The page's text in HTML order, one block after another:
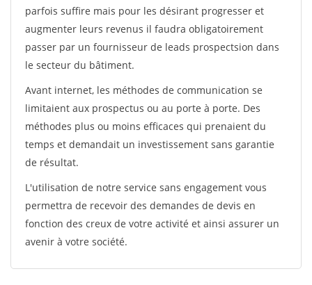
parfois suffire mais pour les désirant progresser et
augmenter leurs revenus il faudra obligatoirement
passer par un fournisseur de leads prospectsion dans
le secteur du bâtiment.
Avant internet, les méthodes de communication se
limitaient aux prospectus ou au porte à porte. Des
méthodes plus ou moins efficaces qui prenaient du
temps et demandait un investissement sans garantie
de résultat.
L'utilisation de notre service sans engagement vous
permettra de recevoir des demandes de devis en
fonction des creux de votre activité et ainsi assurer un
avenir à votre société.